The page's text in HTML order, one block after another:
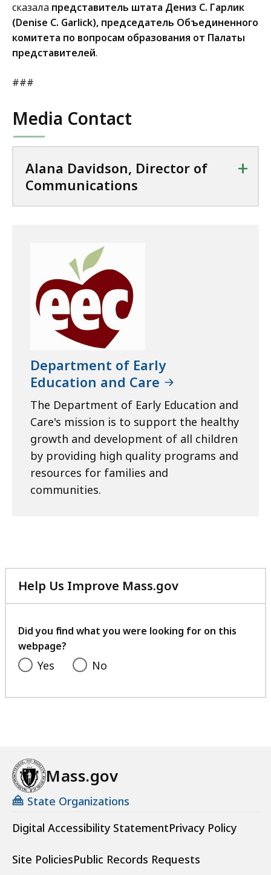
сказала представитель штата Дениз С. Гарлик
(Denise C. Garlick), председатель Объединенного
комитета по вопросам образования от Палаты
представителей.
###
Media Contact
Alana Davidson, Director of
Communications
+
Department of Early
Education and Care
The Department of Early Education and
Care's mission is to support the healthy
growth and development of all children
by providing high quality programs and
resources for families and
communities.
Help Us Improve Mass.gov
with
feedback
Did you find what you were looking for on this
webpage?
Yes No
Mass.gov
State Organizations
Digital Accessibility StatementPrivacy Policy
Site PoliciesPublic Records Requests